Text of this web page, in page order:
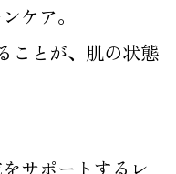
ケア。
ことが、肌の状態
サポートするレ